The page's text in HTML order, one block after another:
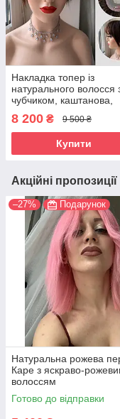
Накладка топер із
натурального волосся
чубчиком, каштанова,
коричнева. З імітацією
шкіри голови.
8 200 ₴ 9 500 ₴
Купити
Акційні
–27% Подарунок
Натуральна рожева
Каре з яскраво-
волоссям
Готово до відправки